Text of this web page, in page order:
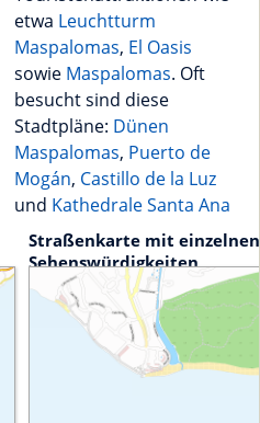
etwa Leuchtturm
Maspalomas, El Oasis
sowie Maspalomas. Oft
besucht sind diese
Stadtpläne: Dünen
Maspalomas, Puerto de
Mogán, Castillo de la Luz
und Kathedrale Santa Ana
Straßenkarte mit einzelnen
Sehenswürdigkeiten